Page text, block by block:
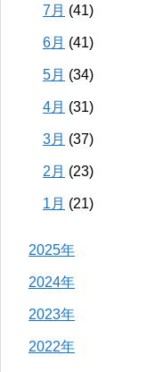
7月 (41)
6月 (41)
5月 (34)
4月 (31)
3月 (37)
2月 (23)
1月 (21)
2025年
2024年
2023年
2022年